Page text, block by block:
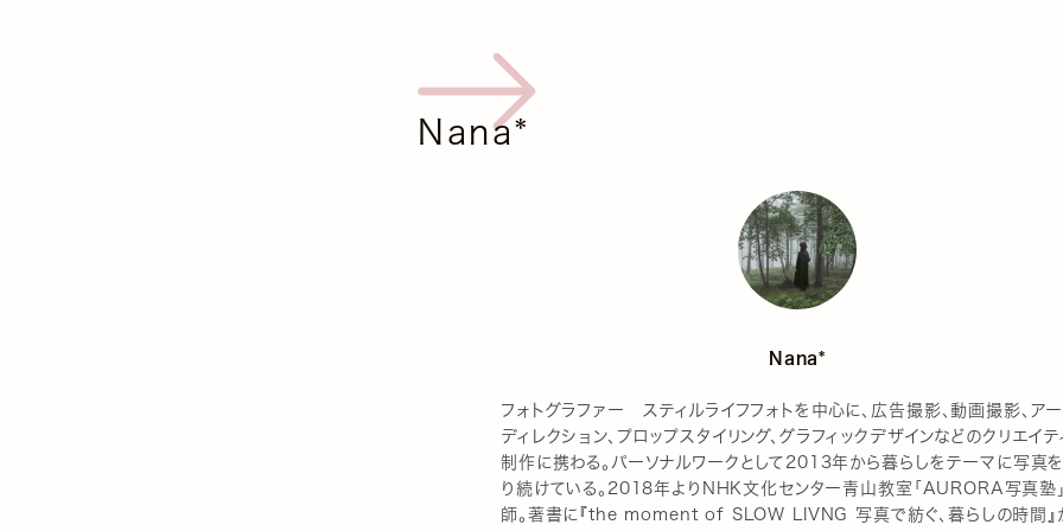
Nana*
Nana*
フォトグラファー スティルライフフォトを中心に、広告撮影、動画撮影、アー
ディレクション、プロップスタイリング、グラフィックデザインなどのクリエイテ
制作に携わる。パーソナルワークとして2013年から暮らしをテーマに写真
り続けている。2018年よりNHK文化センター青山教室「AURORA写真塾
師。著書に『the moment of SLOW LIVNG 写真で紡ぐ、暮らしの時間』